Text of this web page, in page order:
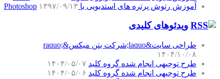
آموزش رتوش پرتره های استدیویی با Photoshop ۱۳۹۷/۰۹/۱۳
ویدئوهای کلیدی
طراحی سایت&laquo;شرکت بتن میکس&raquo;
۱۴۰۴/۱۰/۰۸
طرح توجیهی انجام شده گروه کلید ۱۴۰۴/۰۵/۰۷
طرح توجیهی انجام شده گروه کلید ۱۴۰۴/۰۵/۰۶